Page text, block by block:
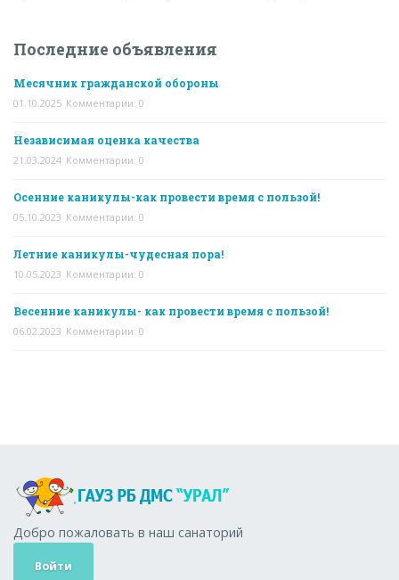
Последние объявления
Месячник гражданской обороны
01.10.2025 Комментарии: 0
Независимая оценка качества
21.03.2024 Комментарии: 0
Осенние каникулы-как провести время с пользой!
05.10.2023 Комментарии: 0
Летние каникулы-чудесная пора!
10.05.2023 Комментарии: 0
Весенние каникулы- как провести время с пользой!
06.02.2023 Комментарии: 0
Добро пожаловать в наш санаторий
Войти